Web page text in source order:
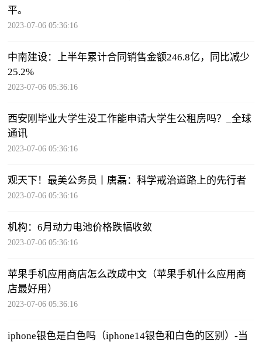
平。
2023-07-06 05:36:16
中南建设：上半年累计合同销售金额246.8亿，同比减少
25.2%
2023-07-06 05:36:16
西安刚毕业大学生没工作能申请大学生公租房吗？_全球
通讯
2023-07-06 05:36:16
观天下！最美公务员丨唐磊：科学戒治道路上的先行者
2023-07-06 05:36:16
机构：6月动力电池价格跌幅收敛
2023-07-06 05:36:16
苹果手机应用商店怎么改成中文（苹果手机什么应用商
店最好用）
2023-07-06 05:36:16
iphone银色是白色吗（iphone14银色和白色的区别）-当